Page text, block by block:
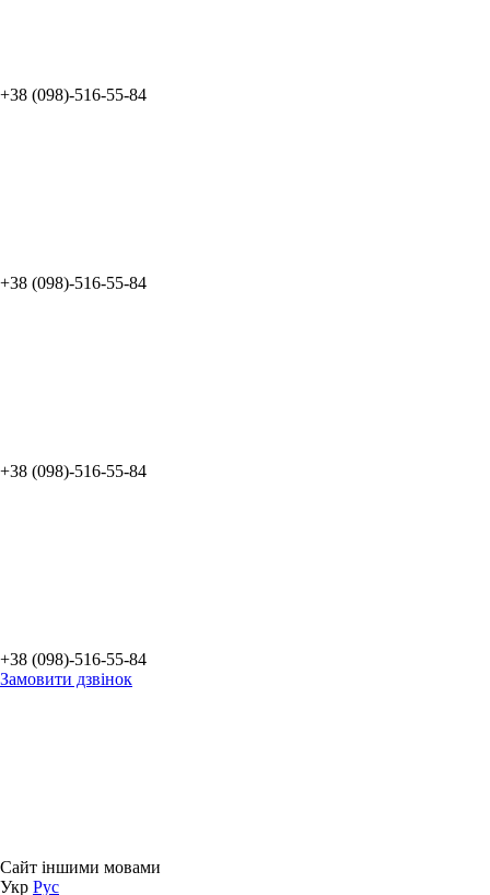
+38 (098)-516-55-84
+38 (098)-516-55-84
+38 (098)-516-55-84
+38 (098)-516-55-84
Замовити дзвінок
Сайт іншими мовами
Укр Рус